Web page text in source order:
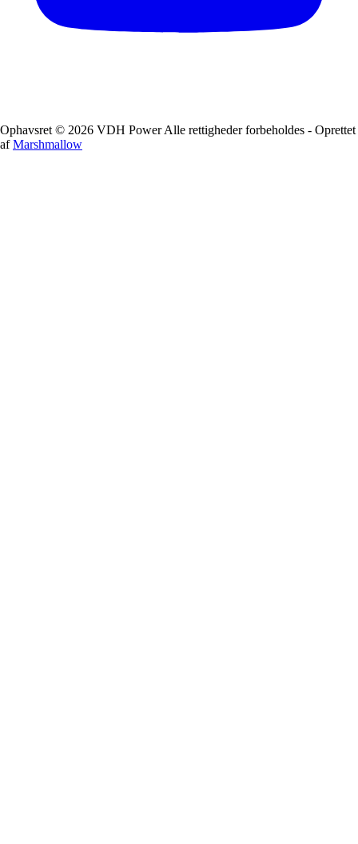
Ophavsret © 2026 VDH Power Alle rettigheder forbeholdes - Oprettet
afMarshmallow